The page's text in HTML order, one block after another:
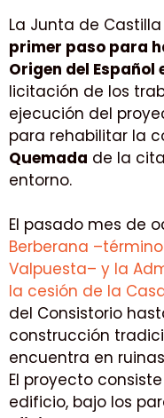
La Junta de
primer paso para
Origen del Español
licitación de los
ejecución del
para rehabilitar la
Quemada de la
entorno.
El pasado mes de
Berberana
Valpuesta– y la
la cesión de la
del Consistorio
construcción
encuentra en
El proyecto
edificio, bajo los